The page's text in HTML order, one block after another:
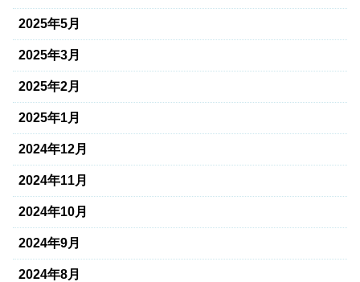
2025年5月
2025年3月
2025年2月
2025年1月
2024年12月
2024年11月
2024年10月
2024年9月
2024年8月